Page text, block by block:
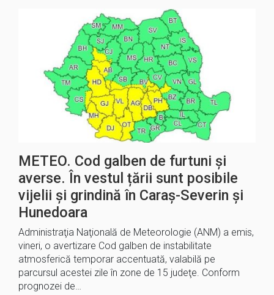
METEO. Cod galben de furtuni şi
averse. În vestul țării sunt posibile
vijelii și grindină în Caraş-Severin și
Hunedoara
Administraţia Naţională de Meteorologie (ANM) a emis,
vineri, o avertizare Cod galben de instabilitate
atmosferică temporar accentuată, valabilă pe
parcursul acestei zile în zone de 15 judeţe. Conform
prognozei de…